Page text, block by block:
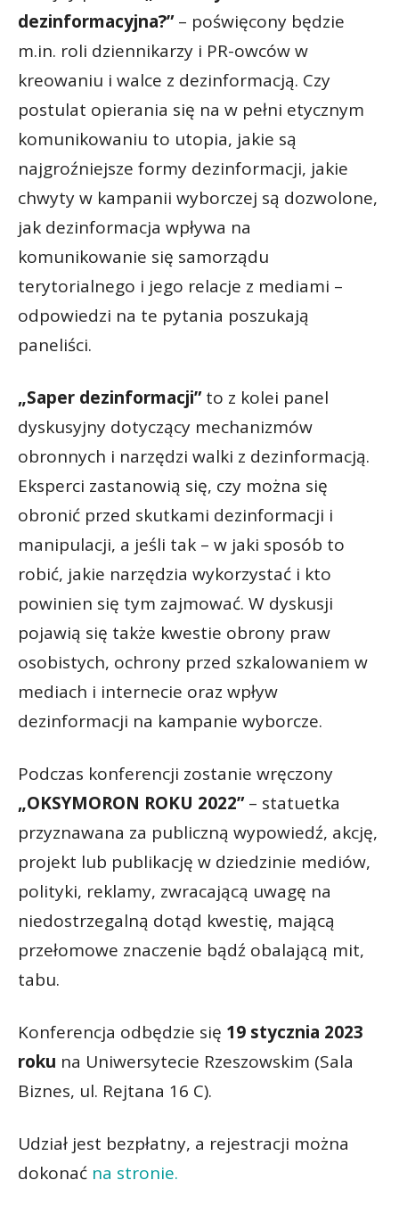
dezinformacyjna?”– poświęcony będzie
m.in. roli dziennikarzy i PR-owców w
kreowaniu i walce z dezinformacją. Czy
postulat opierania się na w pełni etycznym
komunikowaniu to utopia, jakie są
najgroźniejsze formy dezinformacji, jakie
chwyty w kampanii wyborczej są dozwolone,
jak dezinformacja wpływa na
komunikowanie się samorządu
terytorialnego i jego relacje z mediami –
odpowiedzi na te pytania poszukają
paneliści.
„Saper dezinformacji”to z kolei panel
dyskusyjny dotyczący mechanizmów
obronnych i narzędzi walki z dezinformacją.
Eksperci zastanowią się, czy można się
obronić przed skutkami dezinformacji i
manipulacji, a jeśli tak – w jaki sposób to
robić, jakie narzędzia wykorzystać i kto
powinien się tym zajmować. W dyskusji
pojawią się także kwestie obrony praw
osobistych, ochrony przed szkalowaniem w
mediach i internecie oraz wpływ
dezinformacji na kampanie wyborcze.
Podczas konferencji zostanie wręczony
„OKSYMORON ROKU 2022”– statuetka
przyznawana za publiczną wypowiedź, akcję,
projekt lub publikację w dziedzinie mediów,
polityki, reklamy, zwracającą uwagę na
niedostrzegalną dotąd kwestię, mającą
przełomowe znaczenie bądź obalającą mit,
tabu.
Konferencja odbędzie się 19 stycznia 2023
roku na Uniwersytecie Rzeszowskim (Sala
Biznes, ul. Rejtana 16 C).
Udział jest bezpłatny, a rejestracji można
dokonać na stronie.